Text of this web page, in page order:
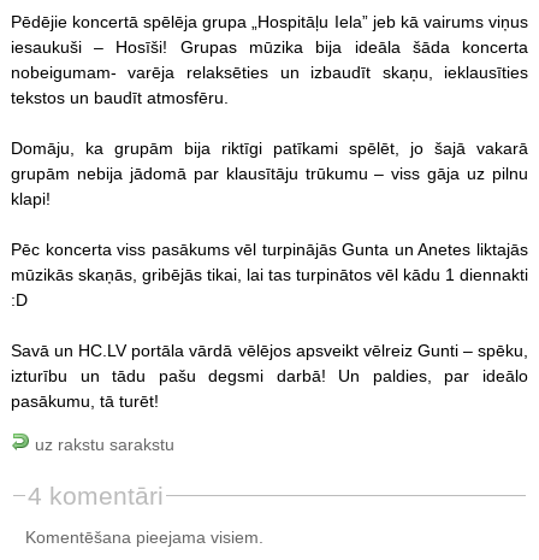
Pēdējie koncertā spēlēja grupa „Hospitāļu Iela” jeb kā vairums viņus
iesaukuši – Hosīši! Grupas mūzika bija ideāla šāda koncerta
nobeigumam- varēja relaksēties un izbaudīt skaņu, ieklausīties
tekstos un baudīt atmosfēru.
Domāju, ka grupām bija riktīgi patīkami spēlēt, jo šajā vakarā
grupām nebija jādomā par klausītāju trūkumu – viss gāja uz pilnu
klapi!
Pēc koncerta viss pasākums vēl turpinājās Gunta un Anetes liktajās
mūzikās skaņās, gribējās tikai, lai tas turpinātos vēl kādu 1 diennakti
:D
Savā un HC.LV portāla vārdā vēlējos apsveikt vēlreiz Gunti – spēku,
izturību un tādu pašu degsmi darbā! Un paldies, par ideālo
pasākumu, tā turēt!
uz rakstu sarakstu
4 komentāri
Komentēšana pieejama visiem.